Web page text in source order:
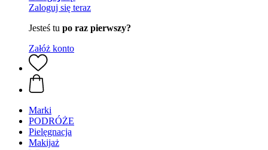
Zaloguj się teraz
Jesteś tu po raz pierwszy?
Załóż konto
Marki
PODRÓŻE
Pielęgnacja
Makijaż